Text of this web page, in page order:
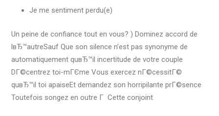
Je me sentiment perdu(e)
Un peine de confiance tout en vous? ) Dominez accord de
lвЂ™autreSauf Que son silence n’est pas synonyme de
automatiquement quвЂ™il incertitude de votre couple
DГ©centrez toi-mГЄme Vous exercez nГ©cessitГ©
quвЂ™il toi apaiseEt demandez son horripilante prГ©sence
Toutefois songez en outre Г Cette conjoint